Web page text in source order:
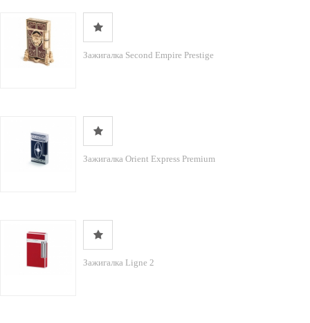
Зажигалка Second Empire Prestige
Зажигалка Orient Express Premium
Зажигалка Ligne 2